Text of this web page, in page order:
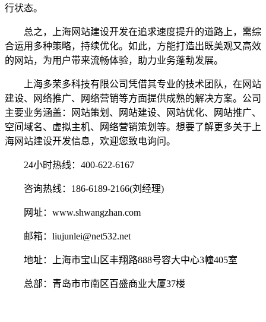
行状态。
总之，上海网站建设开发在追求速度提升的道路上，需综
合运用多种策略，持续优化。如此，方能打造出既美观又高效
的网站，为用户带来流畅体验，助力业务蓬勃发展。
上海多荣多科技有限公司凭借其专业的技术团队，在网站
建设、网络推广、网络营销等方面提供成熟的解决方案。公司
主要业务涵盖：网站策划、网站建设、网站优化、网站推广、
空间域名、虚拟主机、网络营销策划等。想要了解更多关于上
海网站建设开发信息，欢迎您致电询问。
24小时热线：400-622-6167
咨询热线：186-6189-2166(刘经理)
网址：www.shwangzhan.com
邮箱：liujunlei@net532.net
地址：上海市宝山区丰翔路888号容大中心3幢405室
总部：青岛市市南区百盛商业大厦37楼